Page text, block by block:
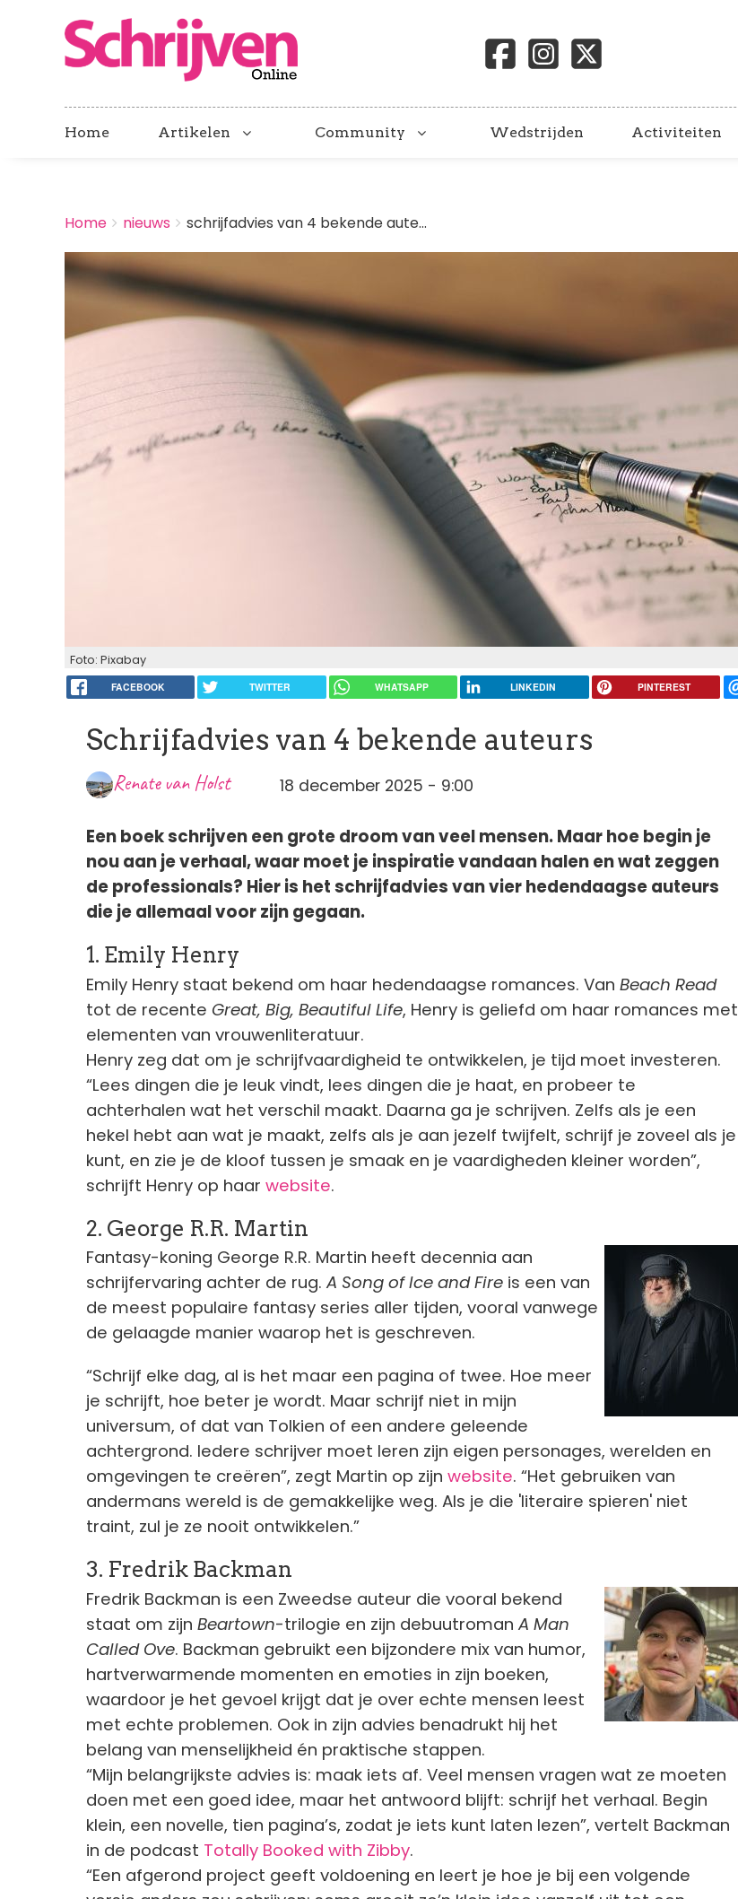
Home Artikelen Community Wedstrijden Activiteiten
BREADCRUMBS
You
here:
Home nieuws
schrijfadvies van 4 bekende aute...
Afbeelding
Foto: Pixabay
FACEBOOK TWITTER WHATSAPP LINKEDIN PINTEREST
Schrijfadvies van 4 bekende auteurs
Renate van Holst 18 december 2025 - 9:00
Een boek schrijven een grote droom van veel mensen. Maar hoe begin je
nou aan je verhaal, waar moet je inspiratie vandaan halen en wat zeggen
de professionals? Hier is het schrijfadvies van vier hedendaagse auteurs
die je allemaal voor zijn gegaan.
1. Emily Henry
Emily Henry staat bekend om haar hedendaagse romances. Van Beach Read
tot de recente Great, Big, Beautiful Life, Henry is geliefd om haar romances met
elementen van vrouwenliteratuur.
Henry zeg dat om je schrijfvaardigheid te ontwikkelen, je tijd moet investeren.
“Lees dingen die je leuk vindt, lees dingen die je haat, en probeer te
achterhalen wat het verschil maakt. Daarna ga je schrijven. Zelfs als je een
hekel hebt aan wat je maakt, zelfs als je aan jezelf twijfelt, schrijf je zoveel als je
kunt, en zie je de kloof tussen je smaak en je vaardigheden kleiner worden”,
schrijft Henry op haar website.
2. George R.R. Martin
Afbeelding
Fantasy-koning George R.R. Martin heeft decennia aan
schrijfervaring achter de rug. A Song of Ice and Fire is een van
de meest populaire fantasy series aller tijden, vooral vanwege
de gelaagde manier waarop het is geschreven.
“Schrijf elke dag, al is het maar een pagina of twee. Hoe meer
je schrijft, hoe beter je wordt. Maar schrijf niet in mijn
universum, of dat van Tolkien of een andere geleende
achtergrond. Iedere schrijver moet leren zijn eigen personages, werelden en
omgevingen te creëren”, zegt Martin op zijn website. “Het gebruiken van
andermans wereld is de gemakkelijke weg. Als je die 'literaire spieren' niet
traint, zul je ze nooit ontwikkelen.”
3. Fredrik Backman
Afbeelding
Fredrik Backman is een Zweedse auteur die vooral bekend
staat om zijn Beartown-trilogie en zijn debuutroman A Man
Called Ove. Backman gebruikt een bijzondere mix van humor,
hartverwarmende momenten en emoties in zijn boeken,
waardoor je het gevoel krijgt dat je over echte mensen leest
met echte problemen. Ook in zijn advies benadrukt hij het
belang van menselijkheid én praktische stappen.
“Mijn belangrijkste advies is: maak iets af. Veel mensen vragen wat ze moeten
doen met een goed idee, maar het antwoord blijft: schrijf het verhaal. Begin
klein, een novelle, tien pagina’s, zodat je iets kunt laten lezen”, vertelt Backman
in de podcast Totally Booked with Zibby.
“Een afgerond project geeft voldoening en leert je hoe je bij een volgende